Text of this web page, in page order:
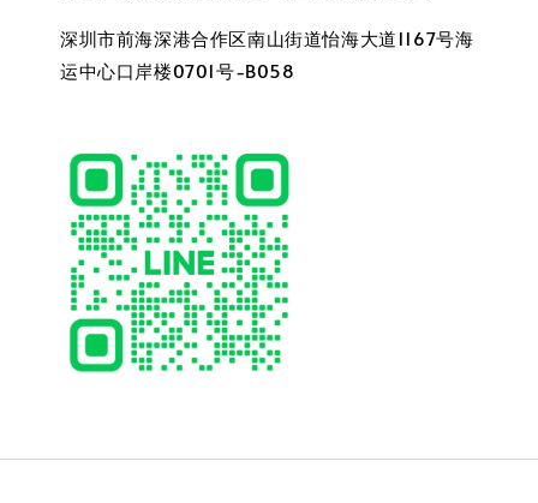
深圳市前海深港合作区南山街道怡海大道1167号海
运中心口岸楼0701号-B058